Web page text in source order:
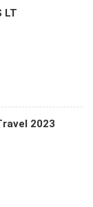
LT
2023